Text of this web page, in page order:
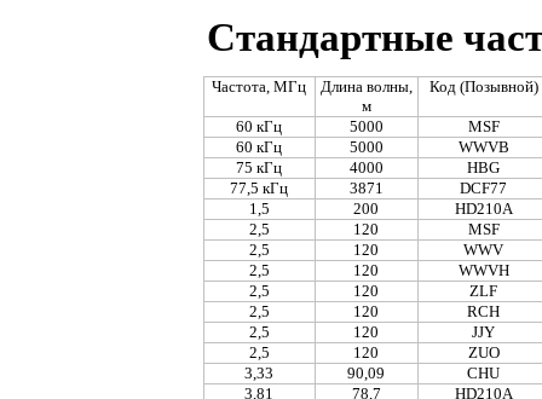
Стандартные
Частота, МГц
Длина волны,
м
Код (Позывной)
60 кГц 5000
MSF
60 кГц
5000
WWVB
75 кГц
4000
HBG
77,5 кГц
3871
DCF77
1,5
200
HD210A
2,5
120
MSF
2,5
120
WWV
2,5
120
WWVH
2,5
120
ZLF
2,5
120
RCH
2,5
120
JJY
2,5
120
ZUO
3,33
90,09
CHU
3,81
78,7
HD210A